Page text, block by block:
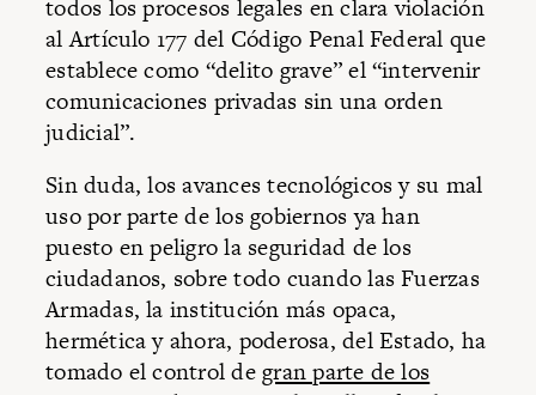
todos los procesos legales en clara violación
al Artículo 177 del Código Penal Federal que
establece como “delito grave” el “intervenir
comunicaciones privadas sin una orden
judicial”.
Sin duda, los avances tecnológicos y su mal
uso por parte de los gobiernos ya han
puesto en peligro la seguridad de los
ciudadanos, sobre todo cuando las Fuerzas
Armadas, la institución más opaca,
hermética y ahora, poderosa, del Estado, ha
tomado el control degran parte de los